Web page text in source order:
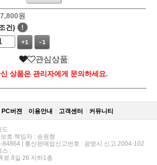
원
건)
!
+1 -1
관심상품
상품은 관리자에게 문의하세요.
PC버젼 이용안내 고객센터 커뮤니티
드
호 책임자 : 송원형
84864 | 통신판매업신고번호 : 광명시 신고 2004-102
스 :
로 8길 26 지하1층